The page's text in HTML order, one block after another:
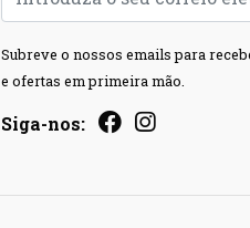
Subreve o nossos emails para
e ofertas em primeira mão.
Siga-nos: